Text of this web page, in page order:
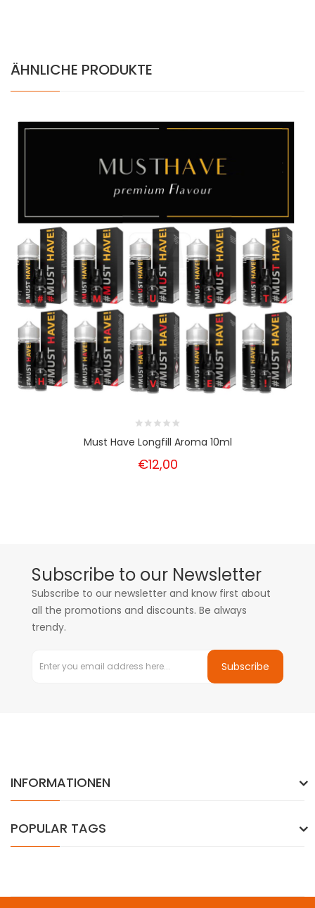
ÄHNLICHE PRODUKTE
Must Have Longfill Aroma 10ml
€12,00
Subscribe to our Newsletter
Subscribe to our newsletter and know first about
all the promotions and discounts. Be always
trendy.
Subscribe
INFORMATIONEN
POPULAR TAGS